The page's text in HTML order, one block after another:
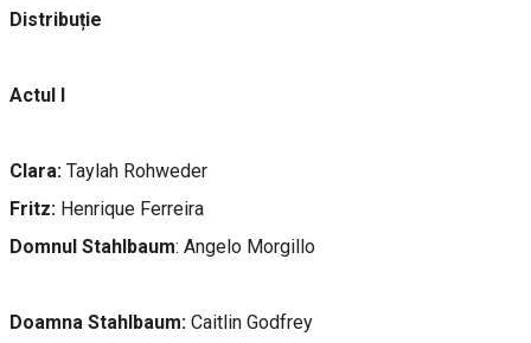
Distribuție
Actul I
Clara: Taylah Rohweder
Fritz: Henrique Ferreira
Domnul Stahlbaum: Angelo Morgillo
Doamna Stahlbaum: Caitlin Godfrey